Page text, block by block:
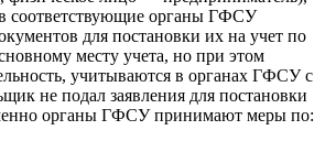
соответствующие органы ГФСУ
для постановки их на учет по
месту учета, но при этом
учитываются в органах ГФСУ с
не подал заявления для постановки
органы ГФСУ принимают меры по: